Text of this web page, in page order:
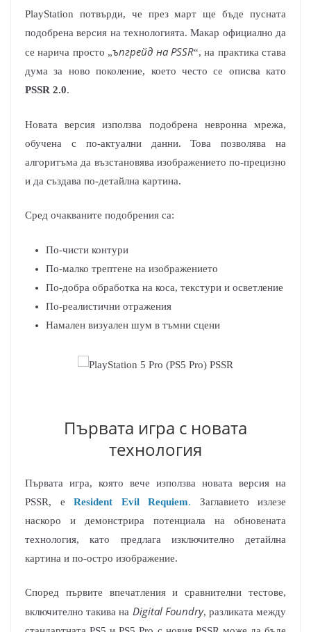
PlayStation потвърди, че през март ще бъде пусната
подобрена версия на технологията. Макар официално да
се нарича просто „ъпгрейд на PSSR“, на практика става
дума за ново поколение, което често се описва като
PSSR 2.0.
Новата версия използва подобрена невронна мрежа,
обучена с по-актуални данни. Това позволява на
алгоритъма да възстановява изображението по-прецизно
и да създава по-детайлна картина.
Сред очакваните подобрения са:
По-чисти контури
По-малко трептене на изображението
По-добра обработка на коса, текстури и осветление
По-реалистични отражения
Намален визуален шум в тъмни сцени
Първата игра с новата
технология
Първата игра, която вече използва новата версия на
PSSR, е Resident Evil Requiem. Заглавието излезе
наскоро и демонстрира потенциала на обновената
технология, като предлага изключително детайлна
картина и по-остро изображение.
Според първите впечатления и сравнителни тестове,
включително такива на Digital Foundry, разликата между